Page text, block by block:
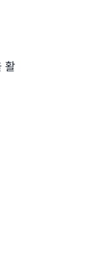
활